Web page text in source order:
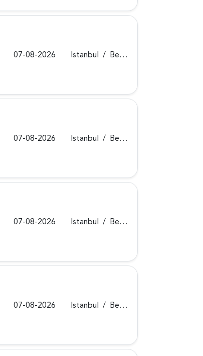
07-08-2026 Istanbul / Beykoz
07-08-2026 Istanbul / Beykoz
07-08-2026 Istanbul / Beykoz
07-08-2026 Istanbul / Beykoz